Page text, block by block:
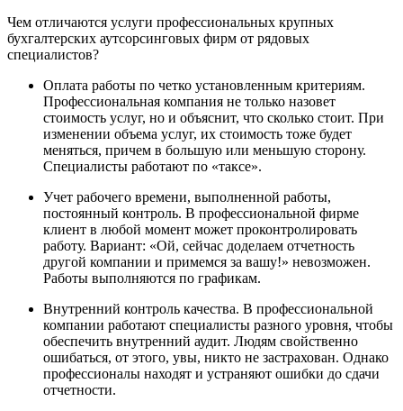
Чем отличаются услуги профессиональных крупных
бухгалтерских аутсорсинговых фирм от рядовых
специалистов?
Оплата работы по четко установленным критериям.
Профессиональная компания не только назовет
стоимость услуг, но и объяснит, что сколько стоит. При
изменении объема услуг, их стоимость тоже будет
меняться, причем в большую или меньшую сторону.
Специалисты работают по «таксе».
Учет рабочего времени, выполненной работы,
постоянный контроль. В профессиональной фирме
клиент в любой момент может проконтролировать
работу. Вариант: «Ой, сейчас доделаем отчетность
другой компании и примемся за вашу!» невозможен.
Работы выполняются по графикам.
Внутренний контроль качества. В профессиональной
компании работают специалисты разного уровня, чтобы
обеспечить внутренний аудит. Людям свойственно
ошибаться, от этого, увы, никто не застрахован. Однако
профессионалы находят и устраняют ошибки до сдачи
отчетности.